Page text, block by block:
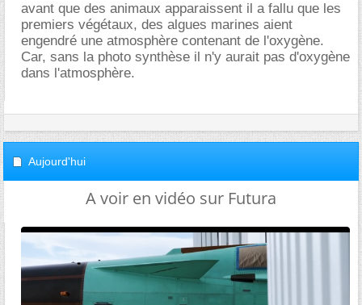
avant que des animaux apparaissent il a fallu que les
premiers végétaux, des algues marines aient
engendré une atmosphère contenant de l'oxygène.
Car, sans la photo synthèse il n'y aurait pas d'oxygène
dans l'atmosphère.
Aujourd'hui
A voir en vidéo sur Futura